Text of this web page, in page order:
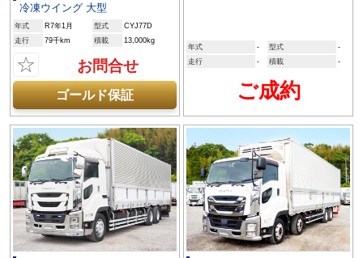
冷凍ウイング 大型
年式 R7年1月 型式
CYJ77D
走行
79千km 積載 13,000kg
☆ お問合せ
ゴールド保証
年式 - 型式
-
走行
- 積載 -
ご成約